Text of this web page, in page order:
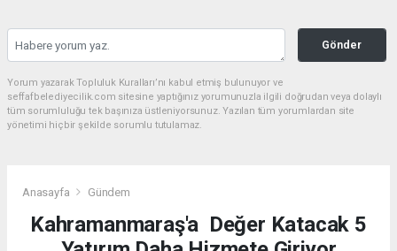
Gönder
Yorum yazarak Topluluk Kuralları’nı kabul etmiş bulunuyor ve
seffafbelediyecilik.com sitesine yaptığınız yorumunuzla ilgili doğrudan veya dolaylı
tüm sorumluluğu tek başınıza üstleniyorsunuz. Yazılan tüm yorumlardan site
yönetimi hiçbir şekilde sorumlu tutulamaz.
Anasayfa Gündem
Kahramanmaraş'a Değer Katacak 5